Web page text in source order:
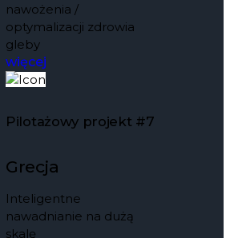
nawożenia /
optymalizacji zdrowia
gleby
więcej
Pilotażowy projekt #7
Grecja
Inteligentne
nawadnianie na dużą
skalę